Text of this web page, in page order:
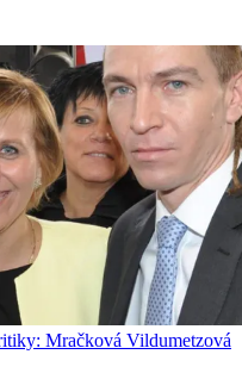
Mračková Vildumetzová